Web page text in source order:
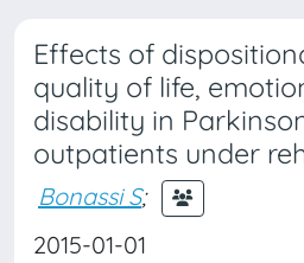
Effects of
quality of life,
disability in
outpatients under
Bonassi S;
2015-01-01